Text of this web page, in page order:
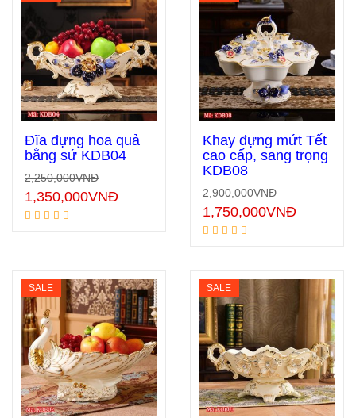
Khay đựng mứt Tết
cao cấp, sang trọng
KDB08
2,900,000VNĐ
1,750,000VNĐ
Thêm vào giỏ hàng
Đĩa đựng hoa quả
bằng sứ KDB04
2,250,000VNĐ
1,350,000VNĐ
SALE
SALE